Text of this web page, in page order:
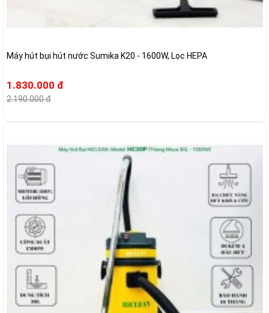
Máy hút bụi hút nước Sumika K20 - 1600W, Lọc HEPA
1.830.000 đ
2.190.000 đ